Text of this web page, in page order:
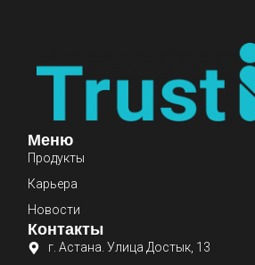
Меню
Продукты
Карьера
Новости
Контакты
г. Астана. Улица Достык, 13